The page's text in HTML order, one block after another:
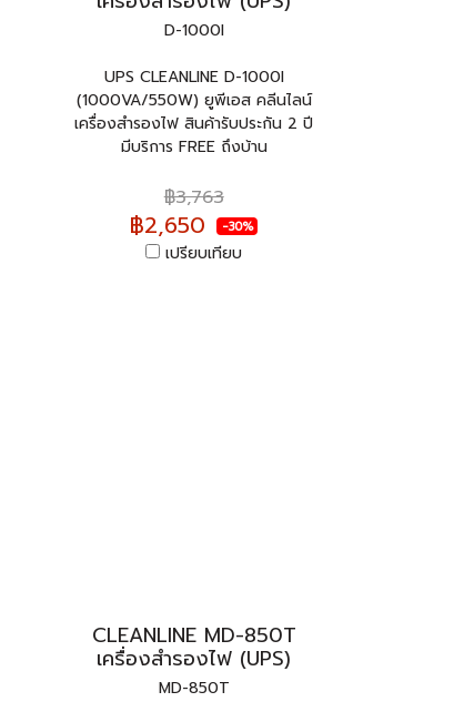
D-1000I
UPS CLEANLINE D-1000I
(1000VA/550W) ยูพีเอส คลีนไลน์
เครื่องสำรองไฟ สินค้ารับประกัน 2 ปี
มีบริการ FREE ถึงบ้าน
฿3,763
฿2,650 -30%
เปรียบเทียบ
CLEANLINE MD-850T
เครื่องสำรองไฟ (UPS)
MD-850T